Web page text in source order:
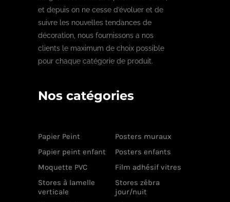
et depuis on ne cesse d’évoluer et de
suivre les nouvelles tendances de
décoration, nous fournissons a nos
clients le maximum de choix possible
pour chaque catégorie de produit.
Nos catégories
Papier Peint
Posters muraux
Papier peint enfant
Posters enfants
Moquette PVC
Film adhésif vitres
Stores à lamelle
verticale
Stores zébra
jour/nuit